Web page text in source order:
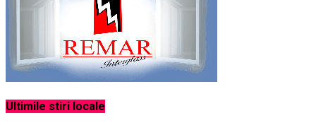
Ultimile stiri locale